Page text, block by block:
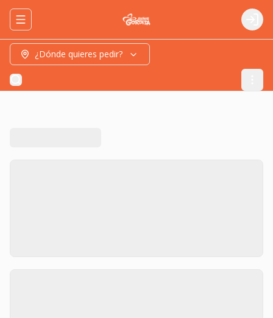
Abrir menu de navegación Login
¿Dónde quieres pedir?